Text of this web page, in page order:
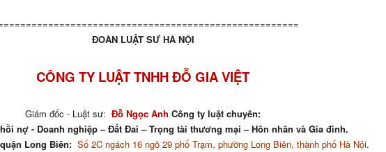
ĐOÀN LUẬT SƯ HÀ NỘI
CÔNG TY LUẬT TNHH ĐỖ GIA VIỆT
Giám đốc - Luật sư: Đỗ Ngọc Anh Công ty luật chuyên:
nợ - Doanh nghiệp – Đất Đai – Trọng tài thương mại – Hôn nhân và Gia đình.
Long Biên: Số 2C ngách 16 ngõ 29 phố Trạm, phường Long Biên, thành phố Hà Nội.